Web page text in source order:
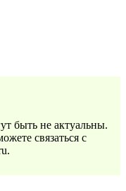
быть не актуальны.
связаться с